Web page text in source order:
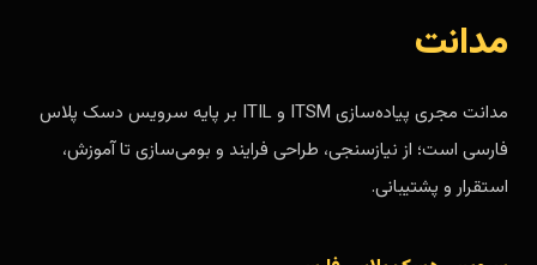
مدانت
مدانت مجری پیاده‌سازی ITSM و ITIL بر پایه سرویس دسک پلاس
فارسی است؛ از نیازسنجی، طراحی فرایند و بومی‌سازی تا آموزش،
استقرار و پشتیبانی.